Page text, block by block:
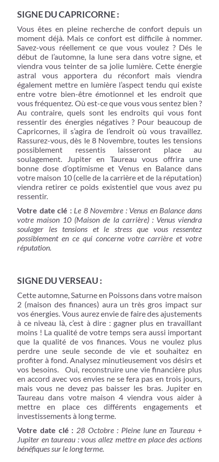
SIGNE DU CAPRICORNE :
Vous êtes en pleine recherche de confort depuis un
moment déjà. Mais ce confort est difficile à nommer.
Savez-vous réellement ce que vous voulez ? Dés le
début de l’automne, la lune sera dans votre signe, et
viendra vous teinter de sa jolie lumière. Cette énergie
astral vous apportera du réconfort mais viendra
également mettre en lumière l’aspect tendu qui existe
entre votre bien-être émotionnel et les endroit que
vous fréquentez. Où est-ce que vous vous sentez bien ?
Au contraire, quels sont les endroits qui vous font
ressentir des énergies négatives ? Pour beaucoup de
Capricornes, il s’agira de l’endroit où vous travaillez.
Rassurez-vous, dès le 8 Novembre, toutes les tensions
possiblement ressentis laisseront place au
soulagement. Jupiter en Taureau vous offrira une
bonne dose d’optimisme et Venus en Balance dans
votre maison 10 (celle de la carrière et de la réputation)
viendra retirer ce poids existentiel que vous avez pu
ressentir.
Votre date clé :Le 8 Novembre : Venus en Balance dans
votre maison 10 (Maison de la carrière) : Venus viendra
soulager les tensions et le stress que vous ressentez
possiblement en ce qui concerne votre carrière et votre
réputation.
SIGNE DU VERSEAU :
Cette automne, Saturne en Poissons dans votre maison
2 (maison des finances) aura un très gros impact sur
vos énergies. Vous aurez envie de faire des ajustements
à ce niveau là, c’est à dire : gagner plus en travaillant
moins ! La qualité de votre temps sera aussi important
que la qualité de vos finances. Vous ne voulez plus
perdre une seule seconde de vie et souhaitez en
profiter à fond. Analysez minutieusement vos désirs et
vos besoins.
Oui, reconstruire une vie financière plus
en accord avec vos envies ne se fera pas en trois jours,
mais vous ne devez pas baisser les bras. Jupiter en
Taureau dans votre maison 4 viendra vous aider à
mettre en place ces différents engagements et
investissements à long terme.
Votre date clé : 28 Octobre : Pleine lune en Taureau +
Jupiter en taureau : vous allez mettre en place des actions
bénéfiques sur le long terme.